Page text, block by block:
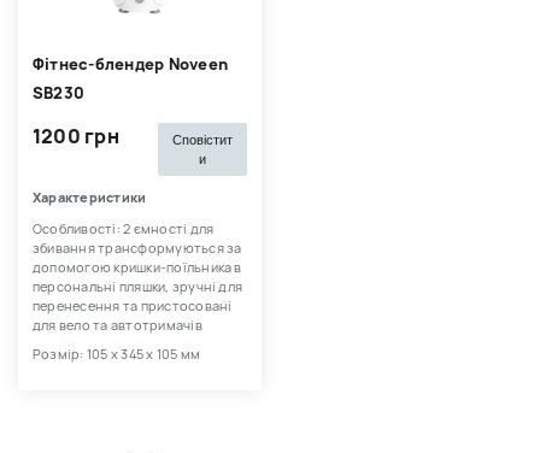
Фітнес-блендер Noveen
SB230
1200 грн
Сповістит
и
Характеристики
Особливості: 2 ємності для
збивання трансформуються за
допомогою кришки-поїльника в
персональні пляшки, зручні для
перенесення та пристосовані
для вело та автотримачів
Розмір: 105 х 345 х 105 мм